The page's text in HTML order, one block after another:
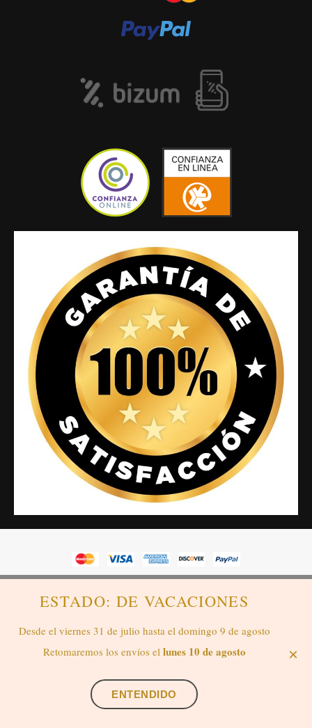
Añadir al carrito
propiedad de M. Liegmann. NIE: X-0179278Q. Copyright © 2019-
Política de Privacidad , Derecho de Desistimiento
ESTADO: DE VACACIONES
Desde el viernes 31 de julio hasta el domingo 9 de agosto
Retomaremos los envíos el lunes 10 de agosto
ENTENDIDO
×